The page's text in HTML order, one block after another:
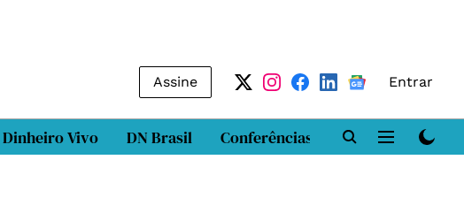
Assine Entrar
Dinheiro Vivo DN Brasil Conferências DN LAB